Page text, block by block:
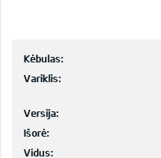
Kėbulas:
Variklis:
Versija:
Išorė:
Vidus: